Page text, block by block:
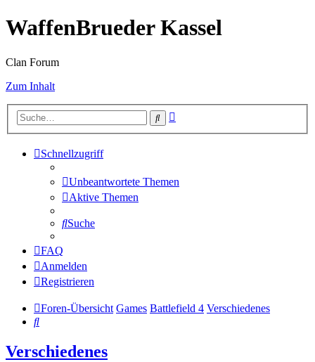
WaffenBrueder Kassel
Clan Forum
Zum Inhalt
Suche
Schnellzugriff
Unbeantwortete Themen
Aktive Themen
Suche
FAQ
Anmelden
Registrieren
Foren-Übersicht Games Battlefield 4 Verschiedenes
Suche
Verschiedenes